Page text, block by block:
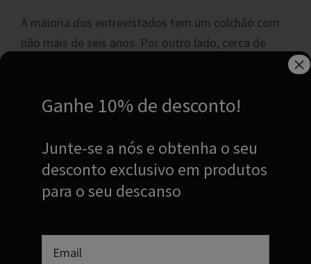
A maioria dos entrevistados tem um colchão com
não mais de seis anos. Por outro lado, cerca de
preço.
Os portugueses inquiridos pela
Conforama
valorizam três elementos que afetam
diretamente a qualidade do descanso:
Ganhe 10% de desconto!
Junte-se a nós e obtenha o seu
desconto exclusivo em produtos
para o seu descanso
×